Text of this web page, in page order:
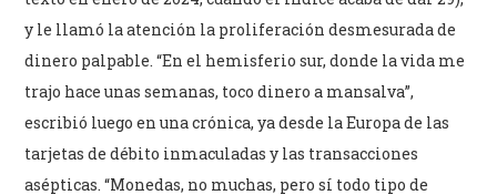
y le llamó la atención la proliferación desmesurada de
dinero palpable. “En el hemisferio sur, donde la vida me
trajo hace unas semanas, toco dinero a mansalva”,
escribió luego en una crónica, ya desde la Europa de las
tarjetas de débito inmaculadas y las transacciones
asépticas. “Monedas, no muchas, pero sí todo tipo de